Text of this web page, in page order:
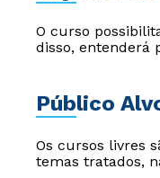
O curso
disso, entenderá
Público
Os cursos livres
temas tratados,